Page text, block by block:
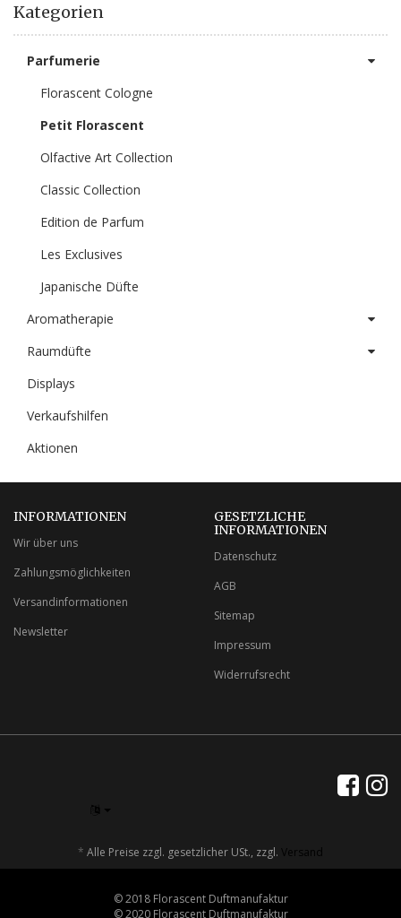
Kategorien
Parfumerie
Florascent Cologne
Petit Florascent
Olfactive Art Collection
Classic Collection
Edition de Parfum
Les Exclusives
Japanische Düfte
Aromatherapie
Raumdüfte
Displays
Verkaufshilfen
Aktionen
INFORMATIONEN
Wir über uns
Zahlungsmöglichkeiten
Versandinformationen
Newsletter
GESETZLICHE
INFORMATIONEN
Datenschutz
AGB
Sitemap
Impressum
Widerrufsrecht
* Alle Preise zzgl. gesetzlicher USt., zzgl. Versand
© 2018 Florascent Duftmanufaktur
© 2020 Florascent Duftmanufaktur